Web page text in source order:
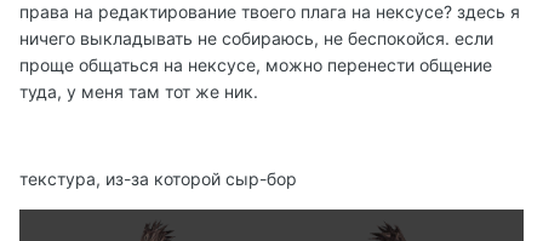
права на редактирование твоего плага на нексусе? здесь я
ничего выкладывать не собираюсь, не беспокойся. если
проще общаться на нексусе, можно перенести общение
туда, у меня там тот же ник.
текстура, из-за которой сыр-бор